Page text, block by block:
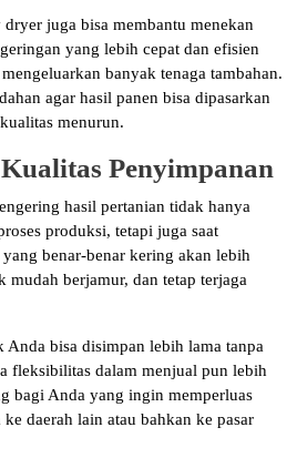
juga bisa membantu menekan
yang lebih cepat dan efisien
banyak tenaga tambahan.
agar hasil panen bisa dipasarkan
menurun.
Penyimpanan
hasil pertanian tidak hanya
produksi, tetapi juga saat
benar-benar kering akan lebih
mudah berjamur, dan tetap terjaga
bisa disimpan lebih lama tanpa
fleksibilitas dalam menjual pun lebih
bagi Anda yang ingin memperluas
daerah lain atau bahkan ke pasar